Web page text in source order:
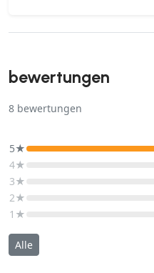
bewertungen
8 bewertungen
5★
4★
3★
2★
1★
Alle